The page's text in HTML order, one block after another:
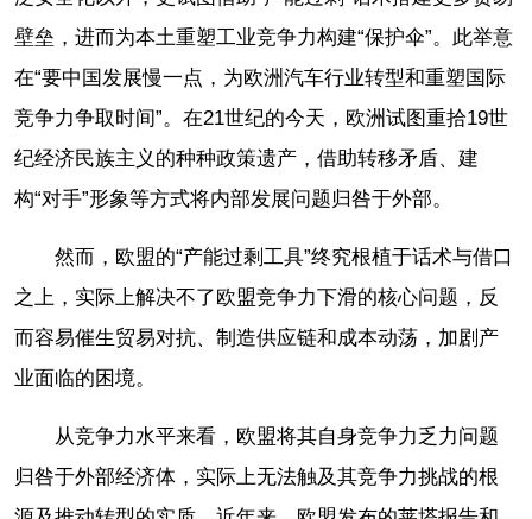
壁垒，进而为本土重塑工业竞争力构建“保护伞”。此举意
在“要中国发展慢一点，为欧洲汽车行业转型和重塑国际
竞争力争取时间”。在21世纪的今天，欧洲试图重拾19世
纪经济民族主义的种种政策遗产，借助转移矛盾、建
构“对手”形象等方式将内部发展问题归咎于外部。
然而，欧盟的“产能过剩工具”终究根植于话术与借口
之上，实际上解决不了欧盟竞争力下滑的核心问题，反
而容易催生贸易对抗、制造供应链和成本动荡，加剧产
业面临的困境。
从竞争力水平来看，欧盟将其自身竞争力乏力问题
归咎于外部经济体，实际上无法触及其竞争力挑战的根